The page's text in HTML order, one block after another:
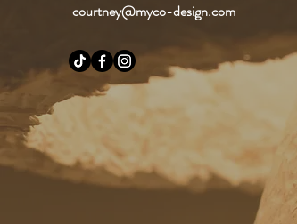
courtney@myco-design.com